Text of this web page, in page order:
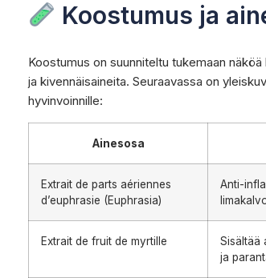
Koostumus ja
Koostumus on suunniteltu tukemaan
ja kivennäisaineita. Seuraavassa on
hyvinvoinnille:
Ainesosa
Extrait de parts aériennes
d’euphrasie (Euphrasia)
Anti-
Extrait de fruit de myrtille
Sisältää
ja